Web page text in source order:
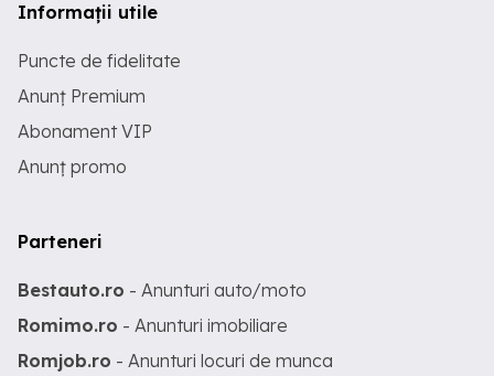
Informații utile
Puncte de fidelitate
Anunț Premium
Abonament VIP
Anunț promo
Parteneri
Bestauto.ro - Anunturi auto/moto
Romimo.ro - Anunturi imobiliare
Romjob.ro - Anunturi locuri de munca